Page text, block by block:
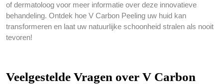
of dermatoloog voor meer informatie over deze innovatieve
behandeling. Ontdek hoe V Carbon Peeling uw huid kan
transformeren en laat uw natuurlijke schoonheid stralen als nooit
tevoren!
Veelgestelde Vragen over V Carbon